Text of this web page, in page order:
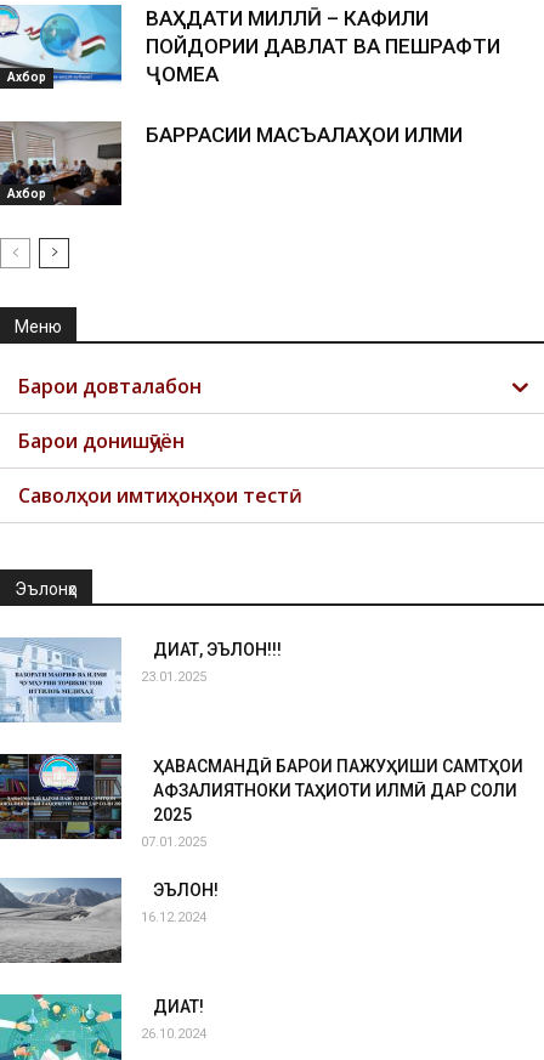
Ахбор
ВАҲДАТИ МИЛЛӢ – КАФИЛИ
ПОЙДОРИИ ДАВЛАТ ВА ПЕШРАФТИ
ҶОМЕА
Ахбор
БАРРАСИИ МАСЪАЛАҲОИ ИЛМИ
Меню
Барои довталабон
Барои донишҷӯён
Саволҳои имтиҳонҳои тестӣ
Эълонҳо
ДИҚҚАТ, ЭЪЛОН!!!
23.01.2025
ҲАВАСМАНДӢ БАРОИ ПАЖУҲИШИ САМТҲОИ
АФЗАЛИЯТНОКИ ТАҲҚИҚОТИ ИЛМӢ ДАР СОЛИ
2025
07.01.2025
ЭЪЛОН!
16.12.2024
ДИҚҚАТ!
26.10.2024